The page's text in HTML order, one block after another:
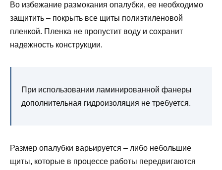
Во избежание размокания опалубки, ее необходимо
защитить – покрыть все щиты полиэтиленовой
пленкой. Пленка не пропустит воду и сохранит
надежность конструкции.
При использовании ламинированной фанеры
дополнительная гидроизоляция не требуется.
Размер опалубки варьируется – либо небольшие
щиты, которые в процессе работы передвигаются